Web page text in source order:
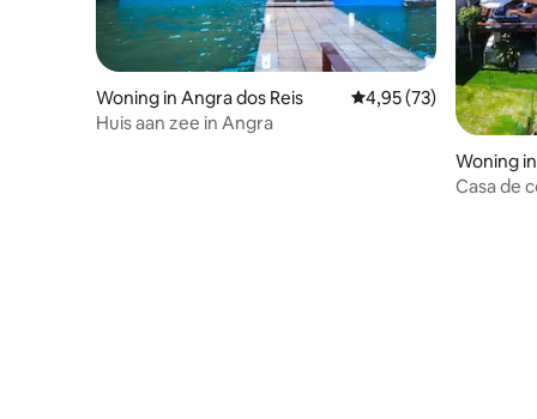
Woning in Angra dos Reis Gemiddelde
4,95 (73)
Huis aan zee in Angra
Woning
Casa de